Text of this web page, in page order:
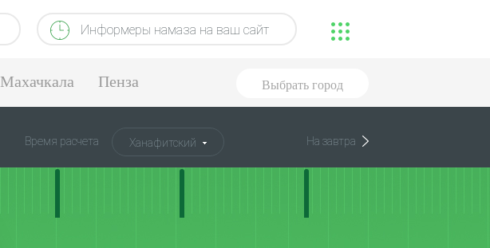
Информеры намаза на ваш сайт
Махачкала Пенза Выбрать город
Время расчета Ханафитский На завтра